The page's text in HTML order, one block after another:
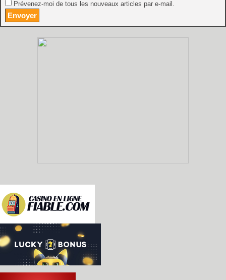
Prévenez-moi de tous les nouveaux articles par e-mail.